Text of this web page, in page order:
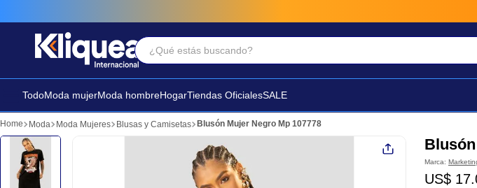
¿Qué estás buscando?
TodoModa mujerModa hombreHogarTiendas OficialesSALE
Moda Moda Mujeres Blusas y Camisetas Blusón Mujer Negro Mp 107778
Marca:
US$ 17.
Términos Más Buscados
2. sandalia
3. futbol